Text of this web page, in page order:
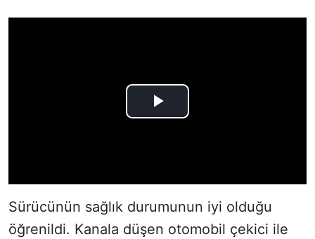
Sürücünün sağlık durumunun iyi olduğu
öğrenildi. Kanala düşen otomobil çekici ile